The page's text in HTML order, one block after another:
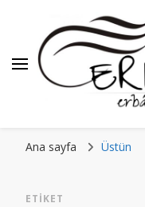
Ana sayfa Üstün
ETIKET